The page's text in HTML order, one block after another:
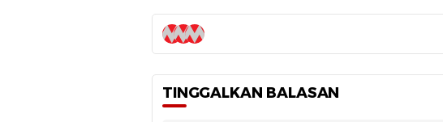
TINGGALKAN BALASAN